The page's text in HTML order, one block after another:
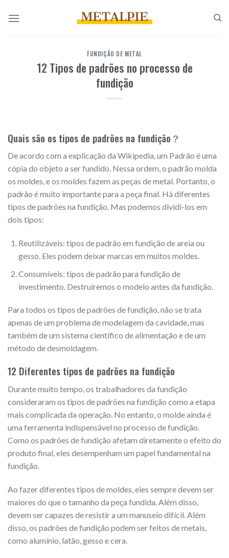
para
FUNDIÇÃO DE METAL
12 Tipos de padrões no processo de
fundição
Quais são os tipos de padrões na fundição？
De acordo com a explicação da Wikipedia, um Padrão é uma
cópia do objeto a ser fundido. Nessa ordem, o padrão molda
os moldes, e os moldes fazem as peças de metal. Portanto, o
padrão é muito importante para a peça final. Há diferentes
tipos de padrões na fundição. Mas podemos dividi-los em
dois tipos:
Reutilizáveis: tipos de padrão em fundição de areia ou
gesso. Eles podem deixar marcas em muitos moldes.
Consumíveis: tipos de padrão para fundição de
investimento. Destruiremos o modelo antes da fundição.
Para todos os tipos de padrões de fundição, não se trata
apenas de um problema de modelagem da cavidade, mas
também de um sistema científico de alimentação e de um
método de desmoldagem.
12 Diferentes tipos de padrões na fundição
Durante muito tempo, os trabalhadores da fundição
consideraram os tipos de padrões na fundição como a etapa
mais complicada da operação. No entanto, o molde ainda é
uma ferramenta indispensável no processo de fundição.
Como os padrões de fundição afetam diretamente o efeito do
produto final, eles desempenham um papel fundamental na
fundição.
Ao fazer diferentes tipos de moldes, eles sempre devem ser
maiores do que o tamanho da peça fundida. Além disso,
devem ser capazes de resistir a um manuseio difícil. Além
disso, os padrões de fundição podem ser feitos de metais,
como alumínio, latão, gesso e cera.